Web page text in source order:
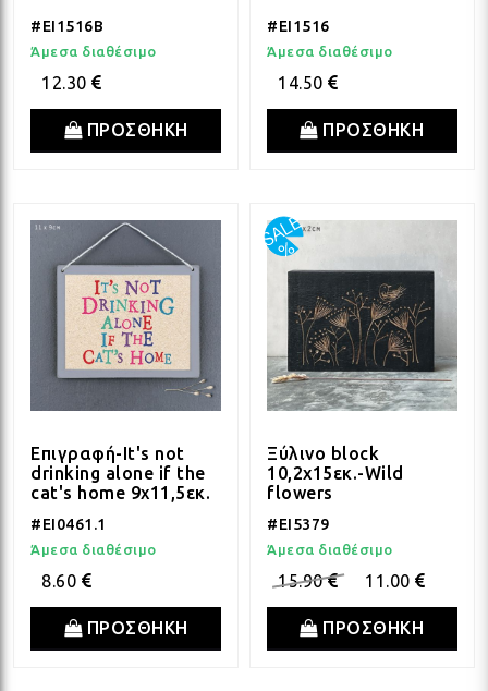
#EI1516B
Άμεσα διαθέσιμο
12.30
ΠΡΟΣΘΗΚΗ
#EI1516
Άμεσα διαθέσιμο
14.50
ΠΡΟΣΘΗΚΗ
Επιγραφή-It's not
drinking alone if the
cat's home 9x11,5εκ.
#EI0461.1
Άμεσα διαθέσιμο
8.60
ΠΡΟΣΘΗΚΗ
Ξύλινο block
10,2x15εκ.-Wild
flowers
#EI5379
Άμεσα διαθέσιμο
15.90 11.00
ΠΡΟΣΘΗΚΗ